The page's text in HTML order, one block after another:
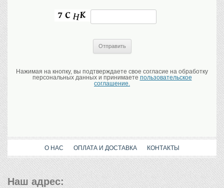
Нажимая на кнопку, вы подтверждаете свое согласие на обработку
персональных данных и принимаете пользовательское
соглашение.
О НАС ОПЛАТА И ДОСТАВКА КОНТАКТЫ
Наш адрес: